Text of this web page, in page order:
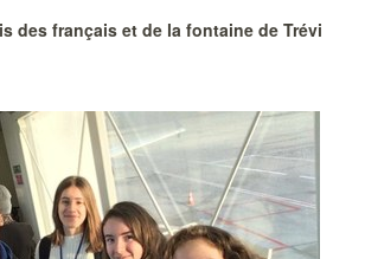
des français et de la fontaine de Trévi